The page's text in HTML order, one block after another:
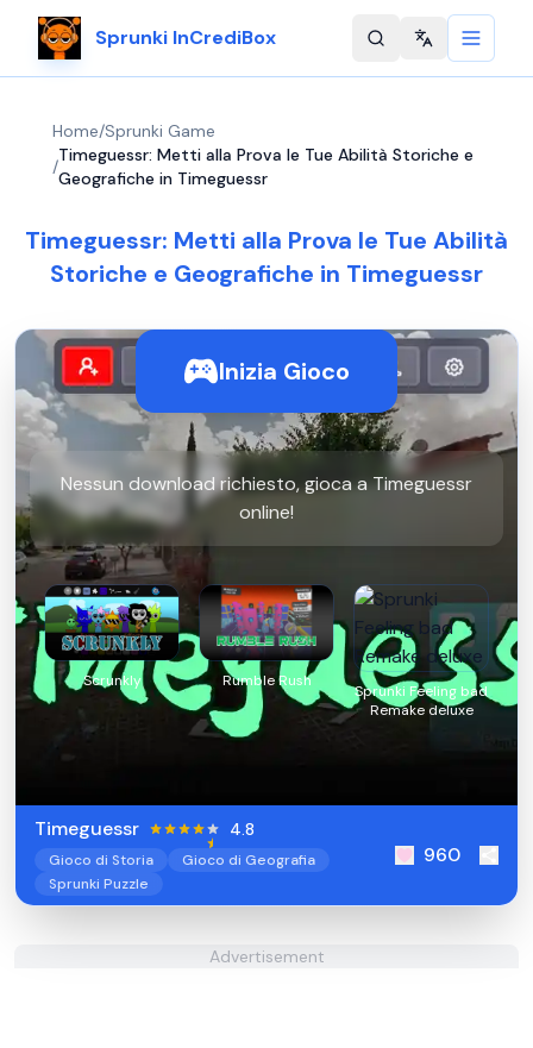
Sprunki InCrediBox Change
Home/Sprunki Game
/
Timeguessr: Metti alla Prova le Tue Abilità Storiche e
Geografiche in Timeguessr
Timeguessr: Metti alla Prova le Tue Abilità
Storiche e Geografiche in Timeguessr
Inizia Gioco
Nessun download richiesto, gioca a Timeguessr
online!
Scrunkly Rumble Rush
Sprunki Feeling bad
Remake deluxe
Timeguessr 4.8
Gioco di Storia
Gioco di Geografia
Sprunki Puzzle
960
Advertisement